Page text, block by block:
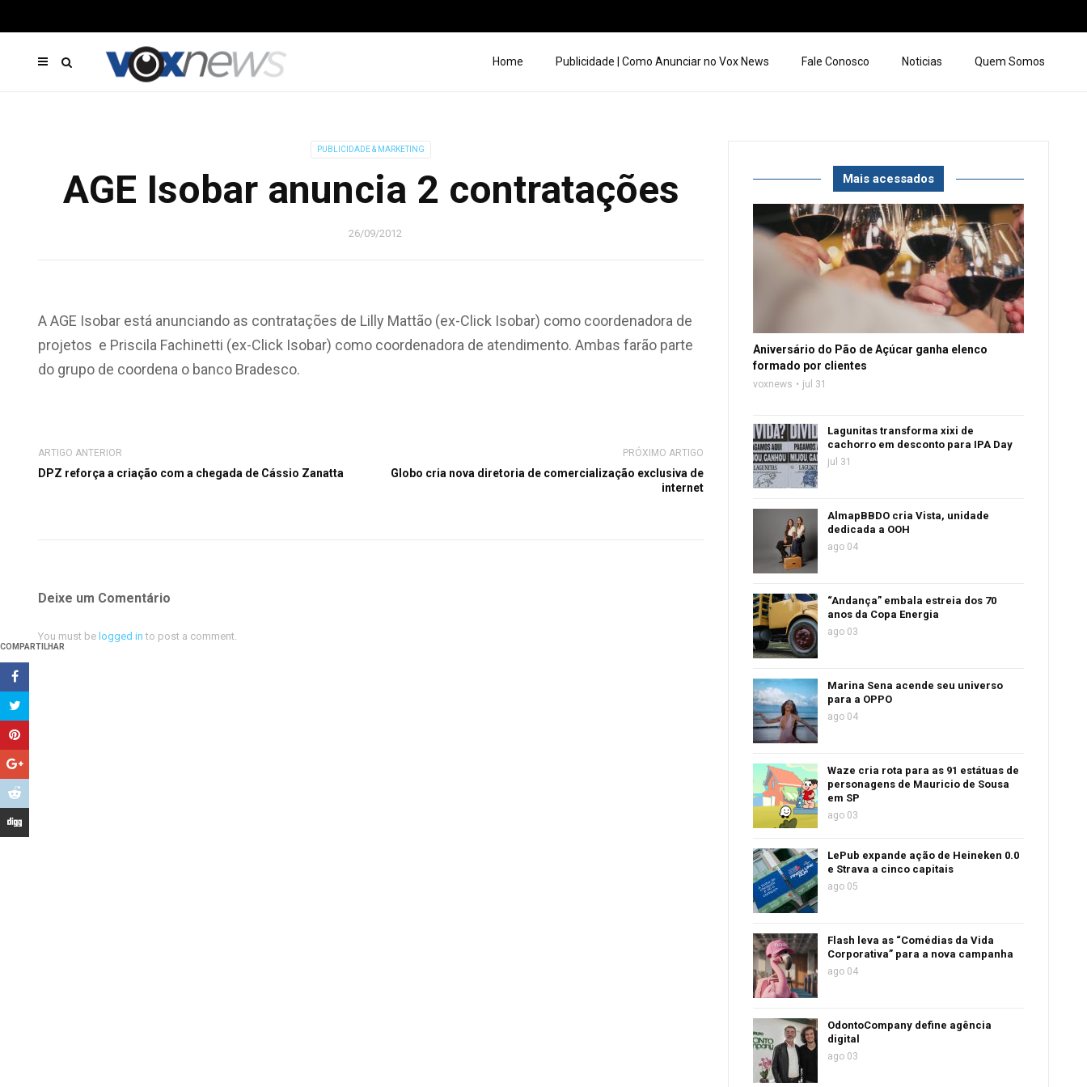
Home Publicidade | Como Anunciar no Vox News Fale Conosco Noticias Quem Somos
PUBLICIDADE & MARKETING
AGE Isobar anuncia 2 contratações
26/09/2012
COMPARTILHAR
A AGE Isobar está anunciando as contratações de Lilly Mattão (ex-Click Isobar) como coordenadora de
projetos e Priscila Fachinetti (ex-Click Isobar) como coordenadora de atendimento. Ambas farão parte
do grupo de coordena o banco Bradesco.
ARTIGO ANTERIOR
DPZ reforça a criação com a chegada de Cássio Zanatta
PRÓXIMO ARTIGO
Globo cria nova diretoria de comercialização exclusiva de
internet
Deixe um Comentário
You must be logged in to post a comment.
Mais acessados
Aniversário do Pão de Açúcar ganha elenco
formado por clientes
voxnews jul 31
Lagunitas transforma xixi de
cachorro em desconto para IPA Day
jul 31
AlmapBBDO cria Vista, unidade
dedicada a OOH
ago 04
“Andança” embala estreia dos 70
anos da Copa Energia
ago 03
Marina Sena acende seu universo
para a OPPO
ago 04
Waze cria rota para as 91 estátuas de
personagens de Mauricio de Sousa
em SP
ago 03
LePub expande ação de Heineken 0.0
e Strava a cinco capitais
ago 05
Flash leva as “Comédias da Vida
Corporativa” para a nova campanha
ago 04
OdontoCompany define agência
digital
ago 03